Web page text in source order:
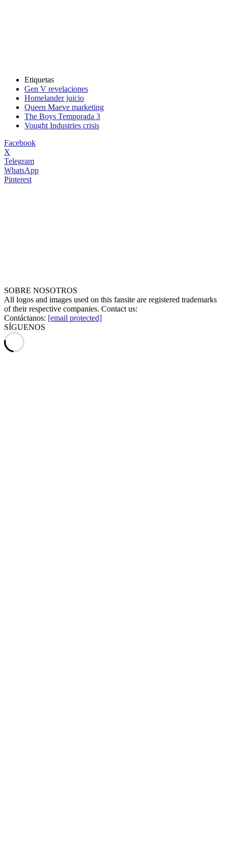
Etiquetas
Gen V revelaciones
Homelander juicio
Queen Maeve marketing
The Boys Temporada 3
Vought Industries crisis
Facebook
X
Telegram
WhatsApp
Pinterest
SOBRE NOSOTROS
All logos and images used on this fansite are registered trademarks
of their respective companies. Contact us:
Contáctanos: [email protected]
SÍGUENOS